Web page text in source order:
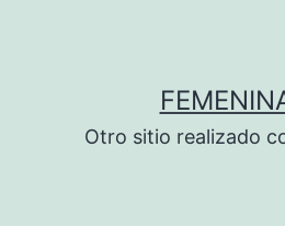
Otro sitio realizado